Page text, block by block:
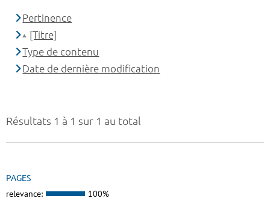
Résultats 1 à 1 sur 1 au total
PAGES
relevance: 100%
Pertinence
[Titre]
Type de contenu
Date de dernière modification